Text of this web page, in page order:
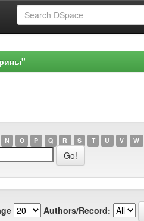
N O P Q R S T U V W
Authors/Record: